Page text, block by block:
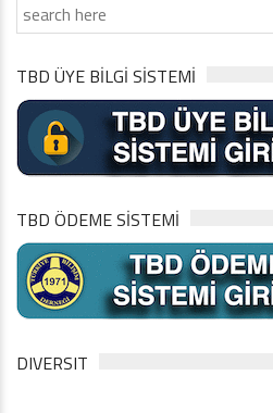
TBD ÜYE BİLGİ SİSTEMİ
TBD ÖDEME SİSTEMİ
DIVERSIT